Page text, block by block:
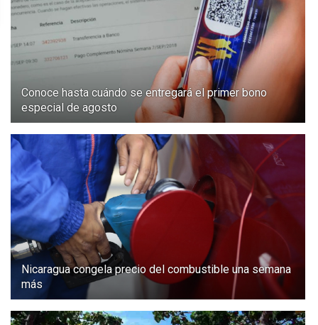
Conoce hasta cuándo se entregará el primer bono
especial de agosto
Nicaragua congela precio del combustible una semana
más